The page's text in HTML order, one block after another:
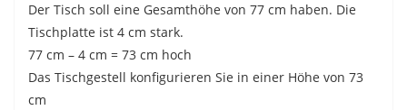
Der Tisch soll eine Gesamthöhe von 77 cm haben. Die
Tischplatte ist 4 cm stark.
77 cm – 4 cm = 73 cm hoch
Das Tischgestell konfigurieren Sie in einer Höhe von 73
cm